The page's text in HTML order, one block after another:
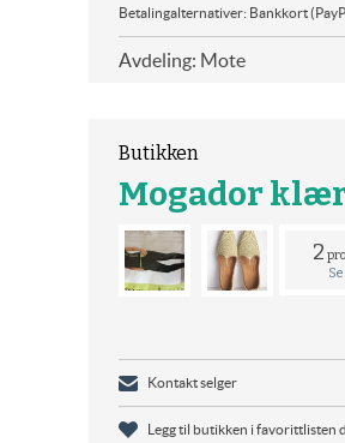
Betalingalternativer: Bankkort
Avdeling: Mote
Butikken
Mogador
2
Kontakt selger
Legg til butikken i favorittlisten